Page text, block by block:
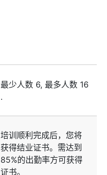
最少人数 6, 最多人数 16
.
培训顺利完成后，您将
获得结业证书。需达到
85%的出勤率方可获得
证书。